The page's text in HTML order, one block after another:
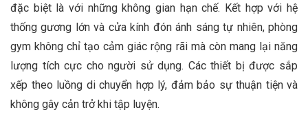
đặc biệt là với những không gian hạn chế. Kết hợp với hệ
thống gương lớn và cửa kính đón ánh sáng tự nhiên, phòng
gym không chỉ tạo cảm giác rộng rãi mà còn mang lại năng
lượng tích cực cho người sử dụng. Các thiết bị được sắp
xếp theo luồng di chuyển hợp lý, đảm bảo sự thuận tiện và
không gây cản trở khi tập luyện.